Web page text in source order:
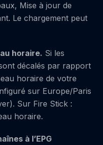
Mise à jour de
Le chargement peut
horaire. Si les
décalés par rapport
horaire de votre
sur Europe/Paris
Sur Fire Stick :
horaire.
à l’EPG